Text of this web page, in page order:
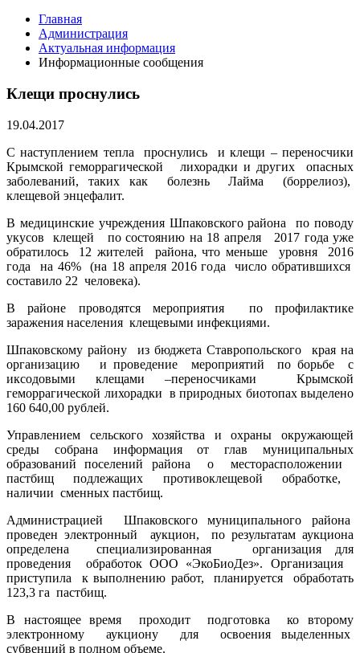
Главная
Администрация
Актуальная информация
Информационные сообщения
Клещи проснулись
19.04.2017
С наступлением тепла проснулись и клещи – переносчики
Крымской геморрагической лихорадки и других опасных
заболеваний, таких как болезнь Лайма (боррелиоз),
клещевой энцефалит.
В медицинские учреждения Шпаковского района по поводу
укусов клещей по состоянию на 18 апреля 2017 года уже
обратилось 12 жителей района, что меньше уровня 2016
года на 46% (на 18 апреля 2016 года число обратившихся
составило 22 человека).
В районе проводятся мероприятия по профилактике
заражения населения клещевыми инфекциями.
Шпаковскому району из бюджета Ставропольского края на
организацию и проведение мероприятий по борьбе с
иксодовыми клещами –переносчиками Крымской
геморрагической лихорадки в природных биотопах выделено
160 640,00 рублей.
Управлением сельского хозяйства и охраны окружающей
среды собрана информация от глав муниципальных
образований поселений района о месторасположении
пастбищ подлежащих противоклещевой обработке,
наличии сменных пастбищ.
Администрацией Шпаковского муниципального района
проведен электронный аукцион, по результатам аукциона
определена специализированная организация для
проведения обработок ООО «ЭкоБиоДез». Организация
приступила к выполнению работ, планируется обработать
123,3 га пастбищ.
В настоящее время проходит подготовка ко второму
электронному аукциону для освоения выделенных
субвенций в полном объеме.